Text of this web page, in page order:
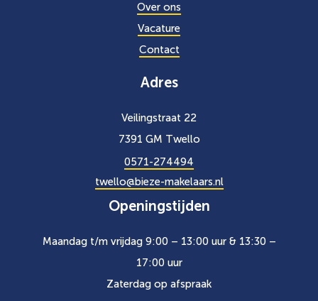
Over ons
Vacature
Contact
Adres
Veilingstraat 22
7391 GM Twello
0571-274494
twello@bieze-makelaars.nl
Openingstijden
Maandag t/m vrijdag 9:00 – 13:00 uur & 13:30 –
17:00 uur
Zaterdag op afspraak